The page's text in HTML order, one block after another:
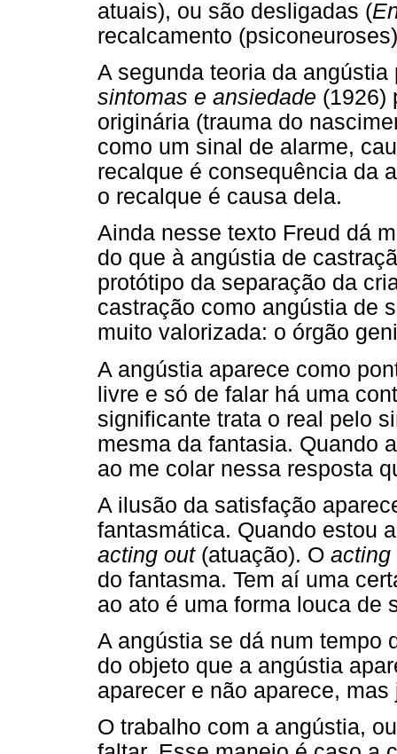
atuais), ou são desligadas (
recalcamento
A segunda teoria da
sintomas e ansiedade (1926)
originária (trauma do
como um sinal de alarme,
recalque é consequência da
o recalque é causa dela.
Ainda nesse texto Freud dá
do que à angústia de
protótipo da separação da
castração como angústia de
muito valorizada: o órgão
A angústia aparece como
livre e só de falar há uma
significante trata o real pelo
mesma da fantasia. Quando
ao me colar nessa resposta
A ilusão da satisfação
fantasmática. Quando estou
acting out(atuação). O acting
do fantasma. Tem aí uma
ao ato é uma forma louca de
A angústia se dá num tempo
do objeto que a angústia
aparecer e não aparece,
O trabalho com a angústia,